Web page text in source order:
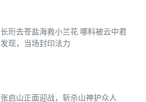
长珩去苍盐海救小兰花 哪料被云中君
发现，当场封印法力
张启山正面迎战，斩杀山神护众人